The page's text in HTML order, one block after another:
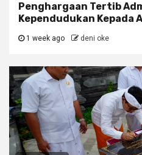
Penghargaan Tertib
Kependudukan Kepada
1 week ago deni oke